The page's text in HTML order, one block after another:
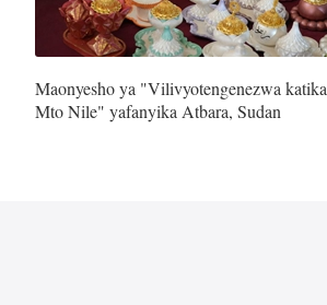
Maonyesho ya "Vilivyotengenezwa katika
Mto Nile" yafanyika Atbara, Sudan